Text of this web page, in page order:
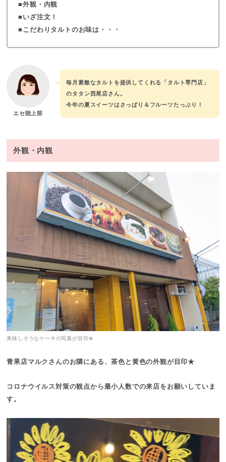
外観・内観
いざ注文！
こだわりタルトのお味は・・・
エセ陸上部
毎月素敵なタルトを提供してくれる「タルト専門店」
のタタン西尾店さん。
今年の夏スイーツはさっぱり＆フルーツたっぷり！
外観・内観
美味しそうなケーキの写真が目印★
青果店マルクさんのお隣にある、茶色と黄色の外観が目印★
コロナウイルス対策の観点から最小人数での来店をお願いしていま
す。